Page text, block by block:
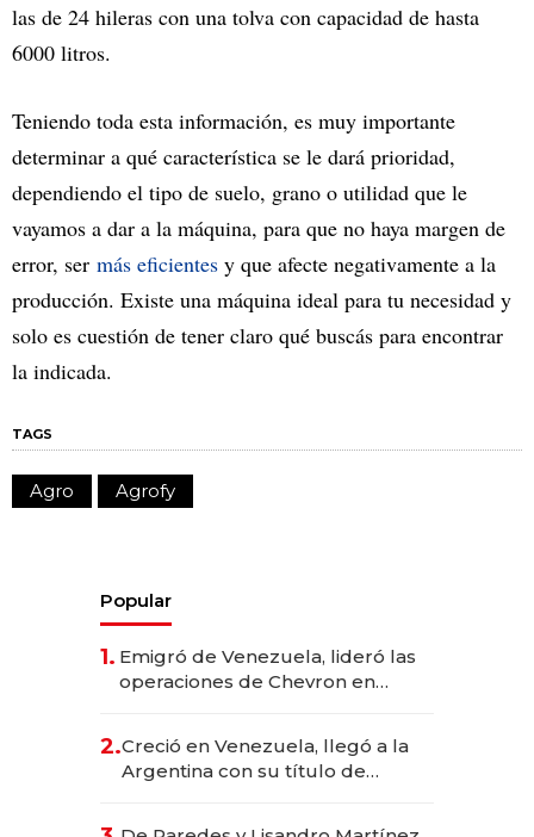
las de 24 hileras con una tolva con capacidad de hasta
6000 litros.
Teniendo toda esta información, es muy importante
determinar a qué característica se le dará prioridad,
dependiendo el tipo de suelo, grano o utilidad que le
vayamos a dar a la máquina, para que no haya margen de
error, ser más eficientes y que afecte negativamente a la
producción. Existe una máquina ideal para tu necesidad y
solo es cuestión de tener claro qué buscás para encontrar
la indicada.
TAGS
Agro Agrofy
Popular
1. Emigró de Venezuela, lideró las
operaciones de Chevron en
2.Creció en Venezuela, llegó a la
Argentina con su título de